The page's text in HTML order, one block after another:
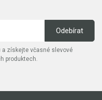
a získejte včasné slevové
produktech.